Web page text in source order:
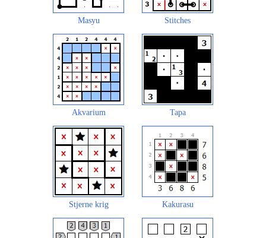
Masyu Stitches
Akvarium Tapa
Stjerne krig Kakurasu